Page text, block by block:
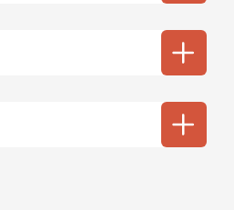
доставленный
отказаться от